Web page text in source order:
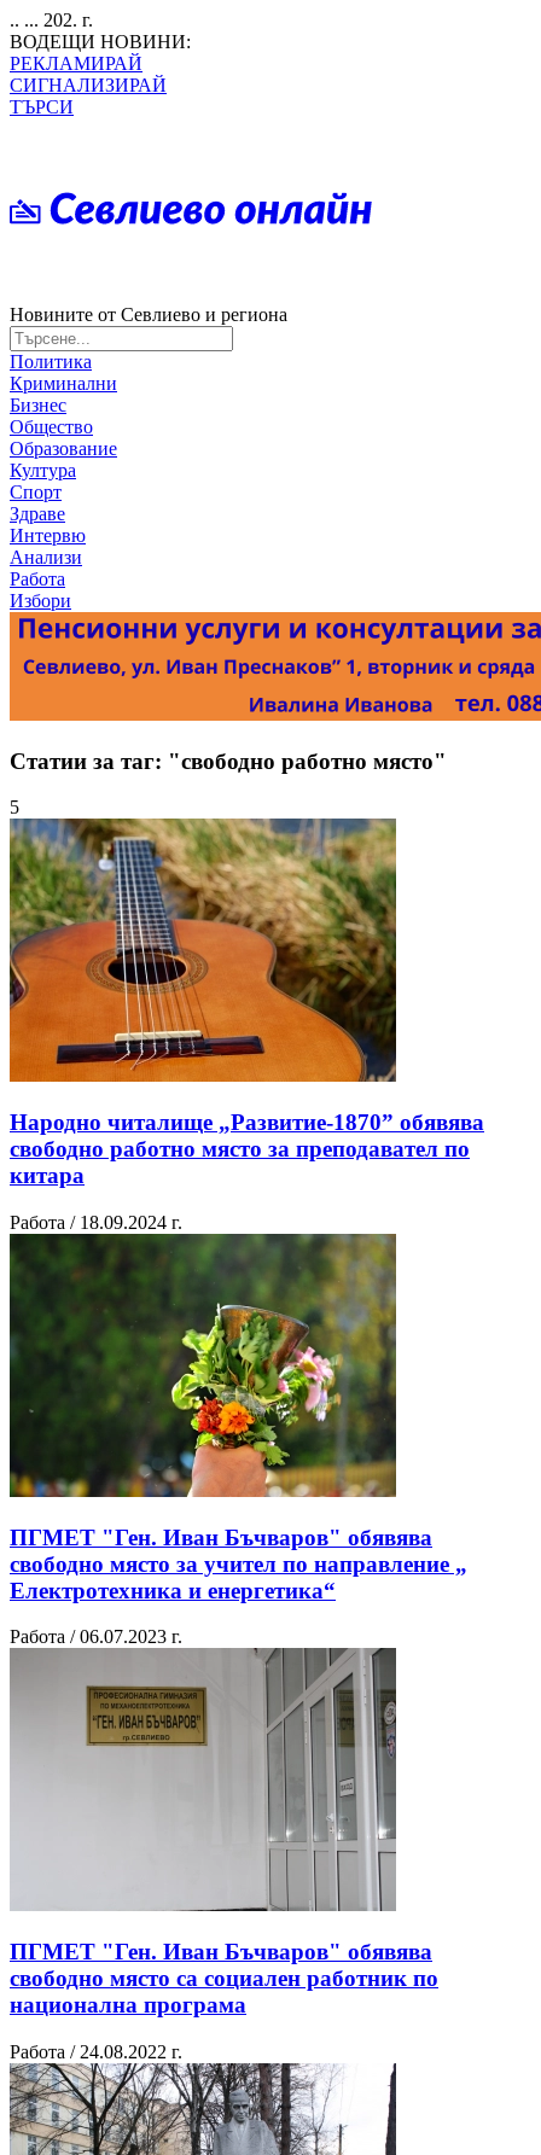
.. ... 202. г.
ВОДЕЩИ НОВИНИ:
РЕКЛАМИРАЙ
СИГНАЛИЗИРАЙ
ТЪРСИ
Новините от Севлиево и региона
Политика
Криминални
Бизнес
Общество
Образование
Култура
Спорт
Здраве
Интервю
Анализи
Работа
Избори
Статии за таг: "свободно работно място"
5
Народно читалище „Развитие-1870” обявява
свободно работно място за преподавател по
китара
Работа / 18.09.2024 г.
ПГМЕТ "Ген. Иван Бъчваров" обявява
свободно място за учител по направление „
Електротехника и енергетика“
Работа / 06.07.2023 г.
ПГМЕТ "Ген. Иван Бъчваров" обявява
свободно място са социален работник по
национална програма
Работа / 24.08.2022 г.